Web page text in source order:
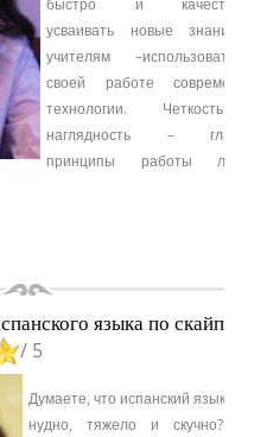
быстро и
усваивать новые
учителям
своей работе
технологии. Четкость
наглядность –
принципы работы
языка по скайпу
/ 5
Думаете, что испанский язык
нудно, тяжело и скучно?